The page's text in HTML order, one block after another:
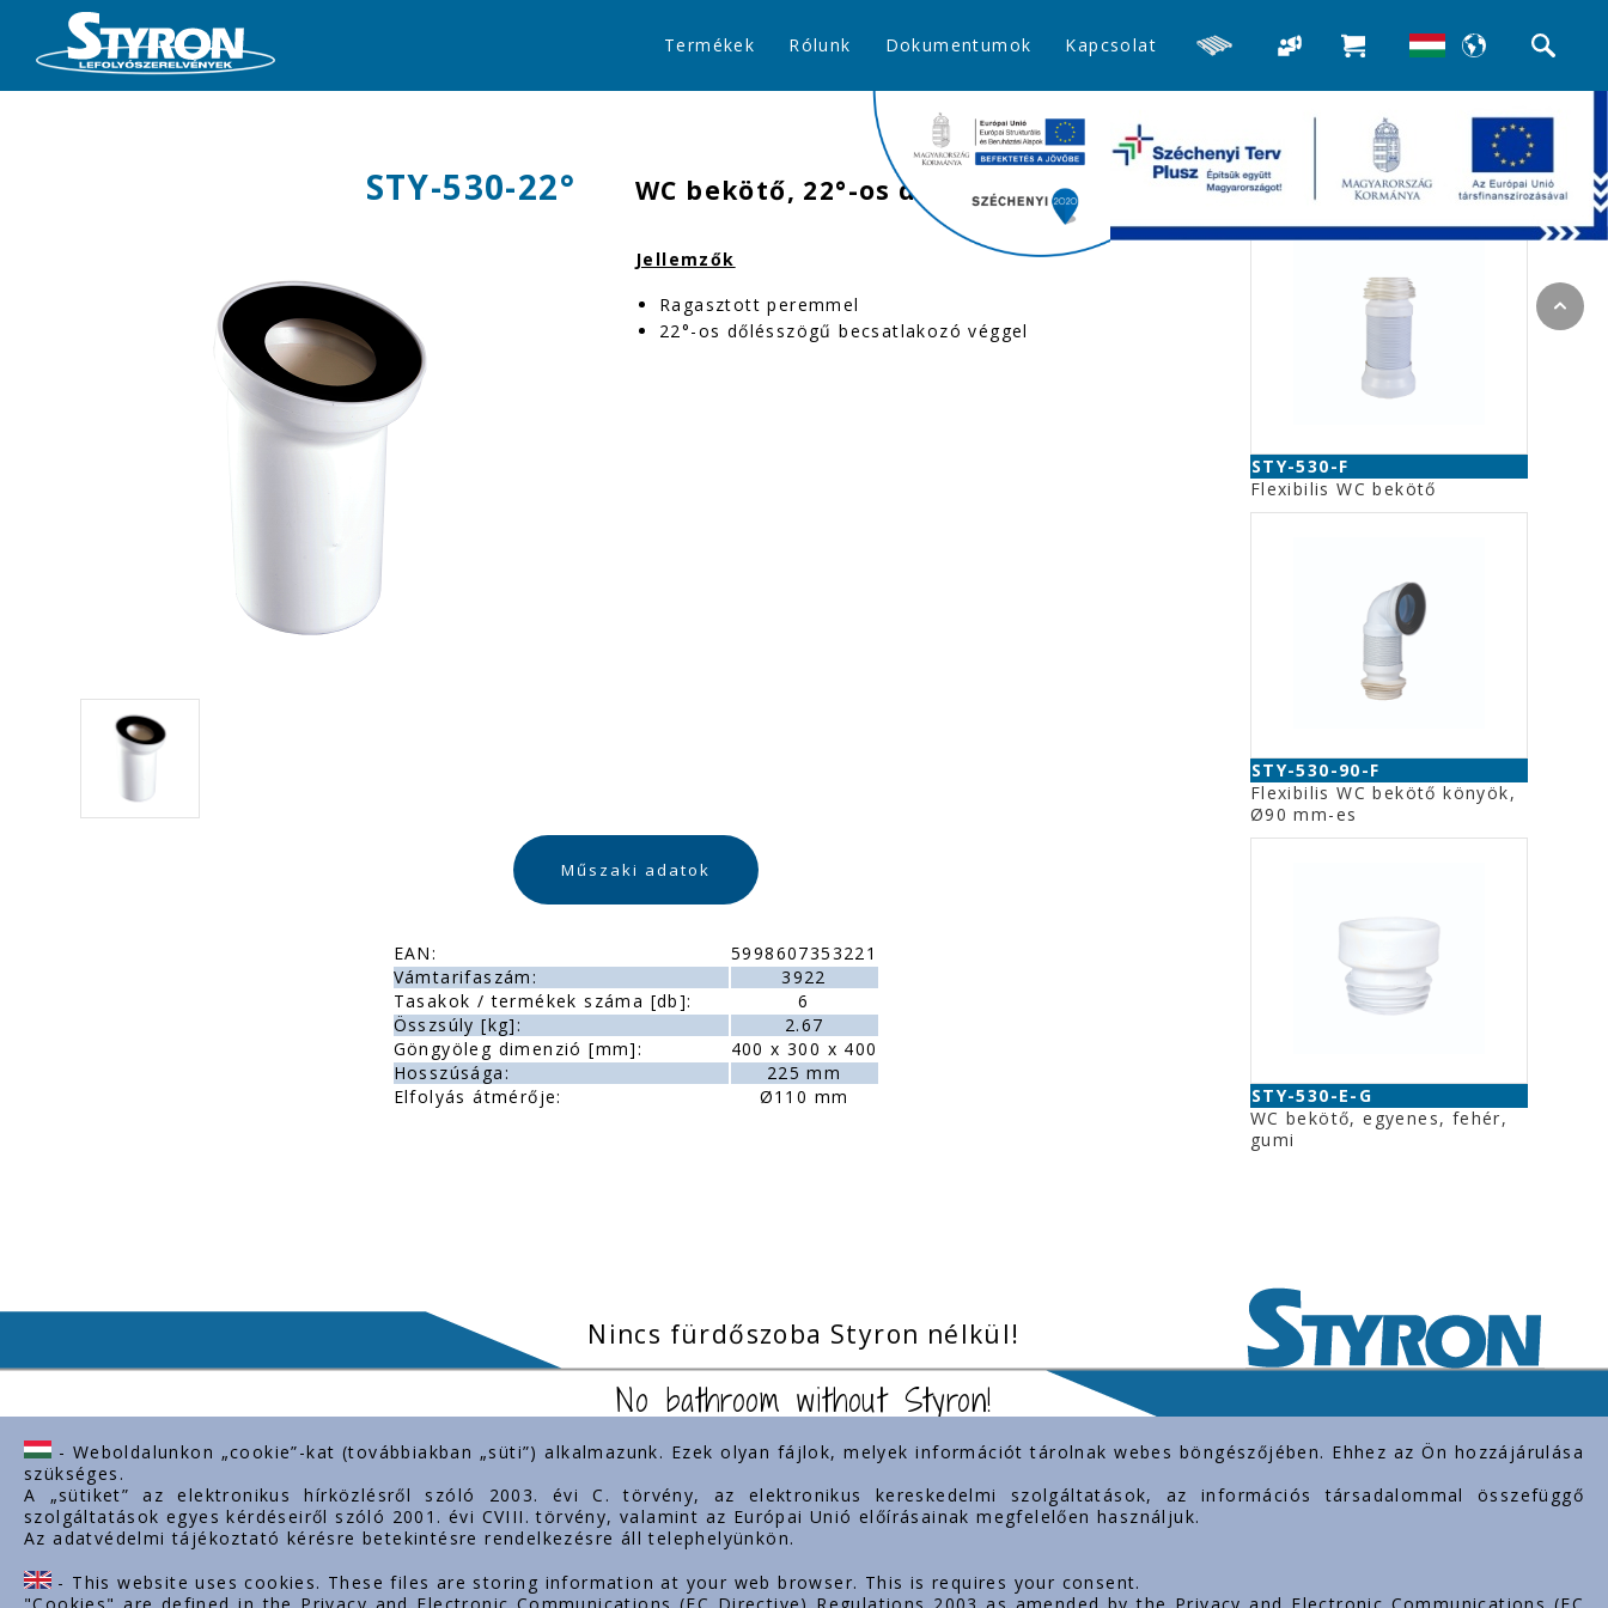
Termékek Rólunk Dokumentumok Kapcsolat
>>WC bekötők, excenterek
STY-530-22° WC bekötő, 22°-os dőlésszögű
Jellemzők
Ragasztott peremmel
22°-os dőlésszögű becsatlakozó véggel
Műszaki adatok
EAN:
5998607353221
Vámtarifaszám:
3922
Tasakok / termékek száma [db]:
6
Összsúly [kg]:
2.67
Göngyöleg dimenzió [mm]:
400 x 300 x 400
Hosszúsága:
225 mm
Elfolyás átmérője:
Ø110 mm
Kapcsolódó termékek
STY-530-F
Flexibilis WC bekötő
STY-530-90-F
Flexibilis WC bekötő könyök,
Ø90 mm-es
STY-530-E-G
WC bekötő, egyenes, fehér,
gumi
Nincs fürdőszoba Styron nélkül!
No bathroom without Styron!
Lépjen kapcsolatba velünk
H-2243 Kóka, Zsámboki út Ipartelep
hrsz. 0139/12.
ertekesites@styron.hu
Fontos linkek
Rólunk
Dokumentumok
Karrier
Jelenlétünk
- Weboldalunkon „cookie”-kat (továbbiakban „süti”) alkalmazunk. Ezek olyan fájlok, melyek információt tárolnak webes böngészőjében. Ehhez az Ön hozzájárulása
szükséges.
A „sütiket” az elektronikus hírközlésről szóló 2003. évi C. törvény, az elektronikus kereskedelmi szolgáltatások, az információs társadalommal összefüggő
szolgáltatások egyes kérdéseiről szóló 2001. évi CVIII. törvény, valamint az Európai Unió előírásainak megfelelően használjuk.
Az adatvédelmi tájékoztató kérésre betekintésre rendelkezésre áll telephelyünkön.
- This website uses cookies. These files are storing information at your web browser. This is requires your consent.